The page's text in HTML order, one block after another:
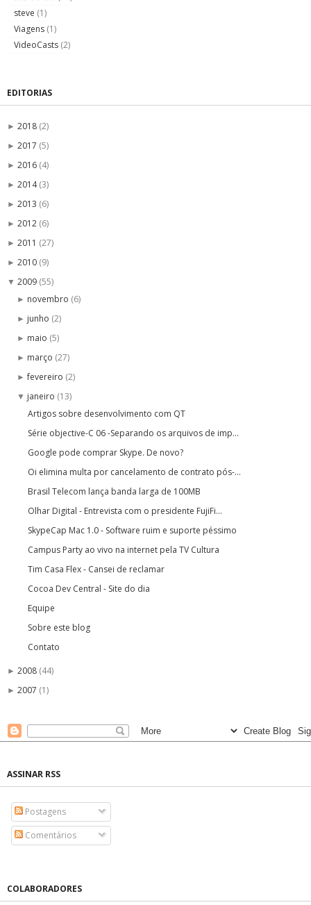
steve (1)
Viagens (1)
VideoCasts (2)
EDITORIAS
► 2018 (2)
► 2017 (5)
► 2016 (4)
► 2014(3)
► 2013 (6)
► 2012 (6)
► 2011 (27)
► 2010 (9)
▼ 2009 (55)
► novembro (6)
► junho (2)
► maio (5)
► março (27)
►fevereiro (2)
▼ janeiro (13)
Artigos sobre desenvolvimento com QT
Série objective-C 06 -Separando os arquivos de imp...
Google pode comprar Skype. De novo?
Oi elimina multa por cancelamento de contrato pós-...
Brasil Telecom lança banda larga de 100MB
Olhar Digital - Entrevista com o presidente FujiFi...
SkypeCap Mac 1.0 - Software ruim e suporte péssimo
Campus Party ao vivo na internet pela TV Cultura
Tim Casa Flex - Cansei de reclamar
Cocoa Dev Central - Site do dia
Equipe
Sobre este blog
Contato
► 2008 (44)
► 2007 (1)
ASSINAR RSS
Postagens
Comentários
COLABORADORES